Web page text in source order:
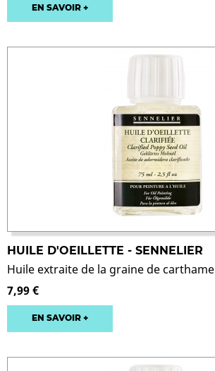
EN SAVOIR +
HUILE D'OEILLETTE - SENNELIER
Huile extraite de la graine de carthame
7,99 €
EN SAVOIR +